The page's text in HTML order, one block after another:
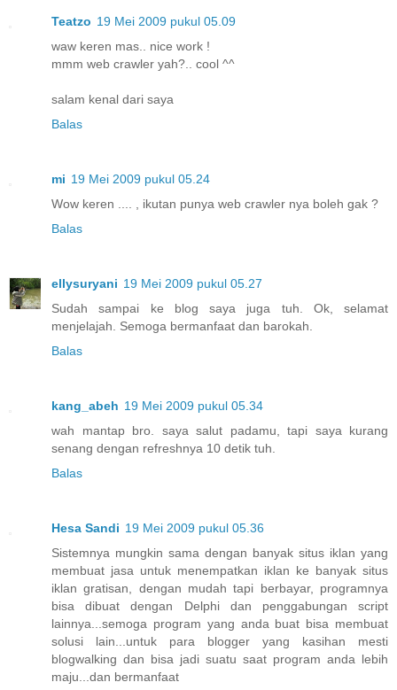
Teatzo 19 Mei 2009 pukul 05.09
waw keren mas.. nice work !
mmm web crawler yah?.. cool ^^
salam kenal dari saya
Balas
mi 19 Mei 2009 pukul 05.24
Wow keren .... , ikutan punya web crawler nya boleh gak ?
Balas
ellysuryani 19 Mei 2009 pukul 05.27
Sudah sampai ke blog saya juga tuh. Ok, selamat
menjelajah. Semoga bermanfaat dan barokah.
Balas
kang_abeh 19 Mei 2009 pukul 05.34
wah mantap bro. saya salut padamu, tapi saya kurang
senang dengan refreshnya 10 detik tuh.
Balas
Hesa Sandi 19 Mei 2009 pukul 05.36
Sistemnya mungkin sama dengan banyak situs iklan yang
membuat jasa untuk menempatkan iklan ke banyak situs
iklan gratisan, dengan mudah tapi berbayar, programnya
bisa dibuat dengan Delphi dan penggabungan script
lainnya...semoga program yang anda buat bisa membuat
solusi lain...untuk para blogger yang kasihan mesti
blogwalking dan bisa jadi suatu saat program anda lebih
maju...dan bermanfaat